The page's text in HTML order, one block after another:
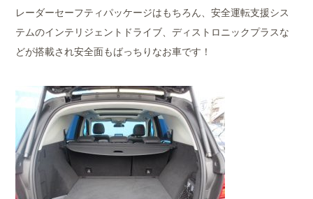
レーダーセーフティパッケージはもちろん、安全運転支援シス
テムのインテリジェントドライブ、ディストロニックプラスな
どが搭載され安全面もばっちりなお車です！